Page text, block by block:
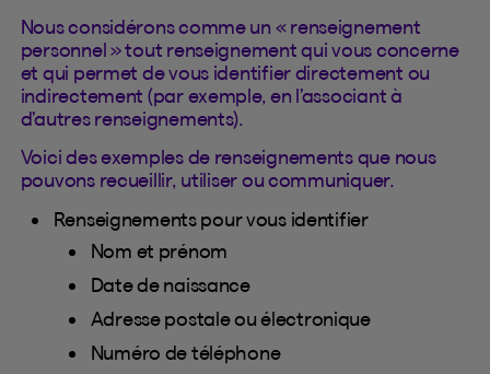
Nous considérons comme un « renseignement
personnel » tout renseignement qui vous concerne
et qui permet de vous identifier directement ou
indirectement (par exemple, en l’associant à
d’autres renseignements).
Voici des exemples de renseignements que nous
pouvons recueillir, utiliser ou communiquer.
Renseignements pour vous identifier
Nom et prénom
Date de naissance
Adresse postale ou électronique
Numéro de téléphone